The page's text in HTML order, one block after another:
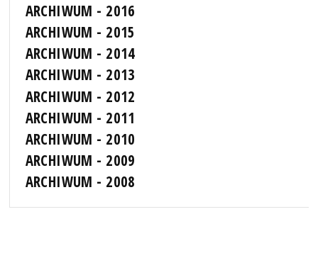
ARCHIWUM - 2016
ARCHIWUM - 2015
ARCHIWUM - 2014
ARCHIWUM - 2013
ARCHIWUM - 2012
ARCHIWUM - 2011
ARCHIWUM - 2010
ARCHIWUM - 2009
ARCHIWUM - 2008